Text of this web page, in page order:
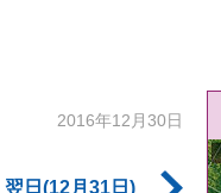
2016年12月30日
翌日(12月31日)